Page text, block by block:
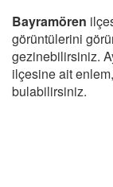
Bayramören
görüntülerini
gezinebilirsiniz.
ilçesine ait
bulabilirsiniz.